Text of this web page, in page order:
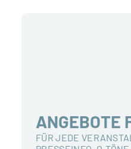
ANGEBOTE
FÜR JEDE